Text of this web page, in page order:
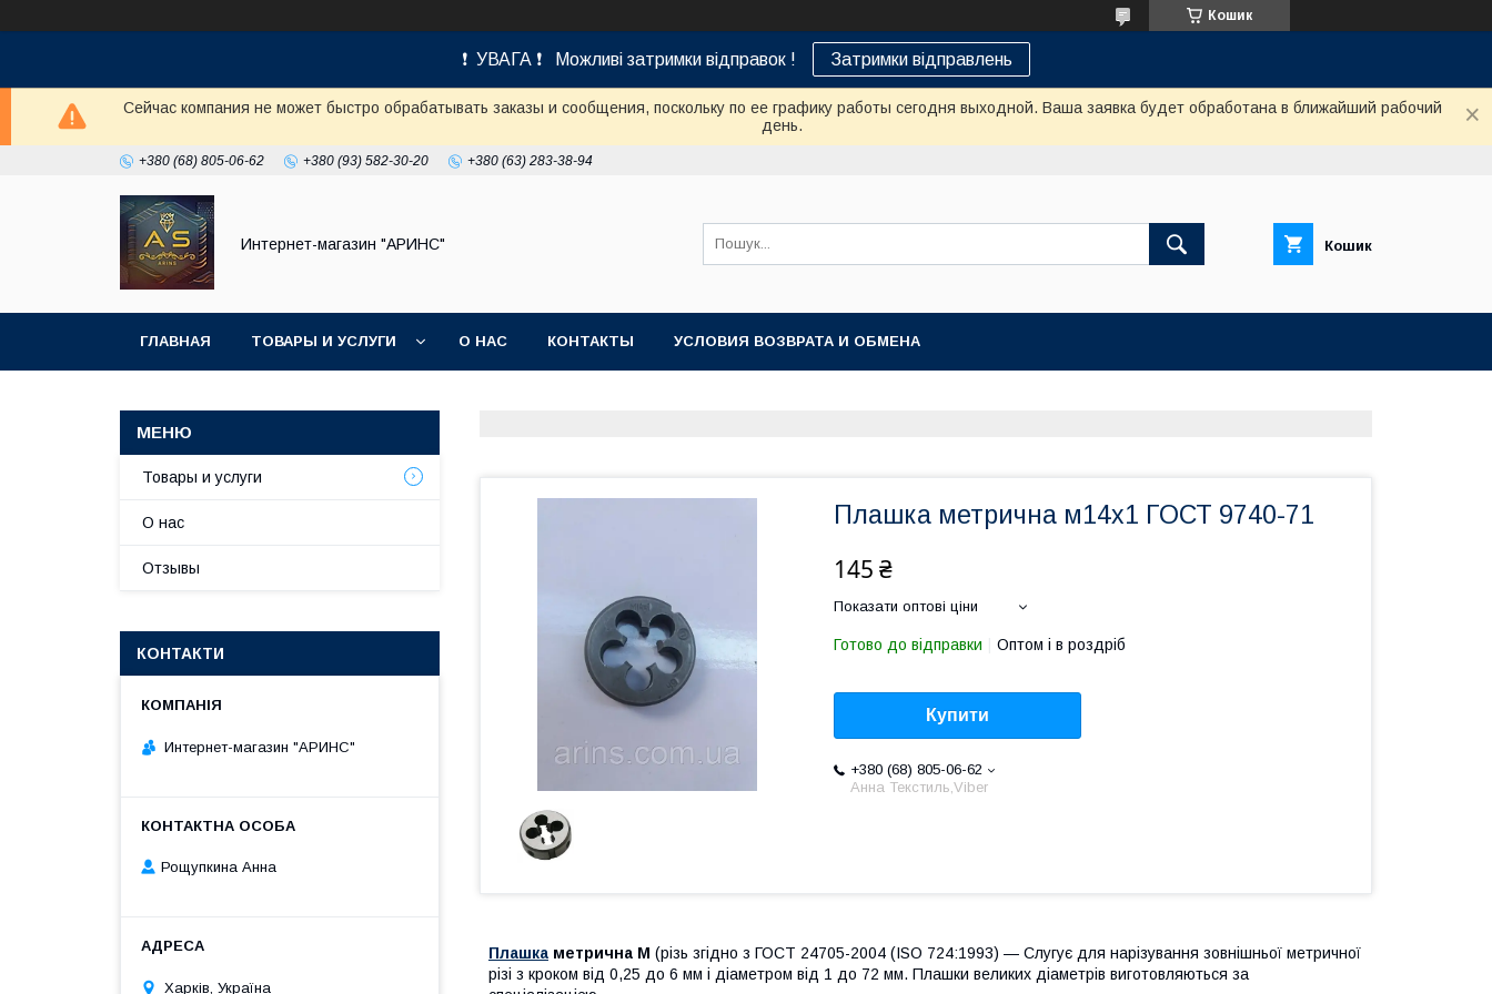
Кошик
❗ УВАГА ❗ Можливі затримки відправок ! Затримки відправлень
Сейчас компания не может быстро обрабатывать заказы и сообщения, поскольку по ее графику работы сегодня выходной. Ваша заявка будет обработана в ближайший рабочий
день.
+380 (68) 805-06-62 +380 (93) 582-30-20 +380 (63) 283-38-94
Интернет-магазин "АРИНС" Кошик
ГЛАВНАЯ ТОВАРЫ И УСЛУГИ О НАС КОНТАКТЫ УСЛОВИЯ ВОЗВРАТА И ОБМЕНА
Плашка метрична м14х1 ГОСТ 9740-71
145 ₴
Показати оптові ціни
Готово до відправки Оптом і в роздріб
Купити
+380 (68) 805-06-62
Анна Текстиль,Viber
Плашка метрична М (різь згідно з ГОСТ 24705-2004 (ISO 724:1993) — Слугує для нарізування зовнішньої метричної
різі з кроком від 0,25 до 6 мм і діаметром від 1 до 72 мм. Плашки великих діаметрів виготовляються за
Товары и услуги
О нас
Отзывы
КОНТАКТИ
Интернет-магазин "АРИНС"
Рощупкина Анна
Харків, Україна